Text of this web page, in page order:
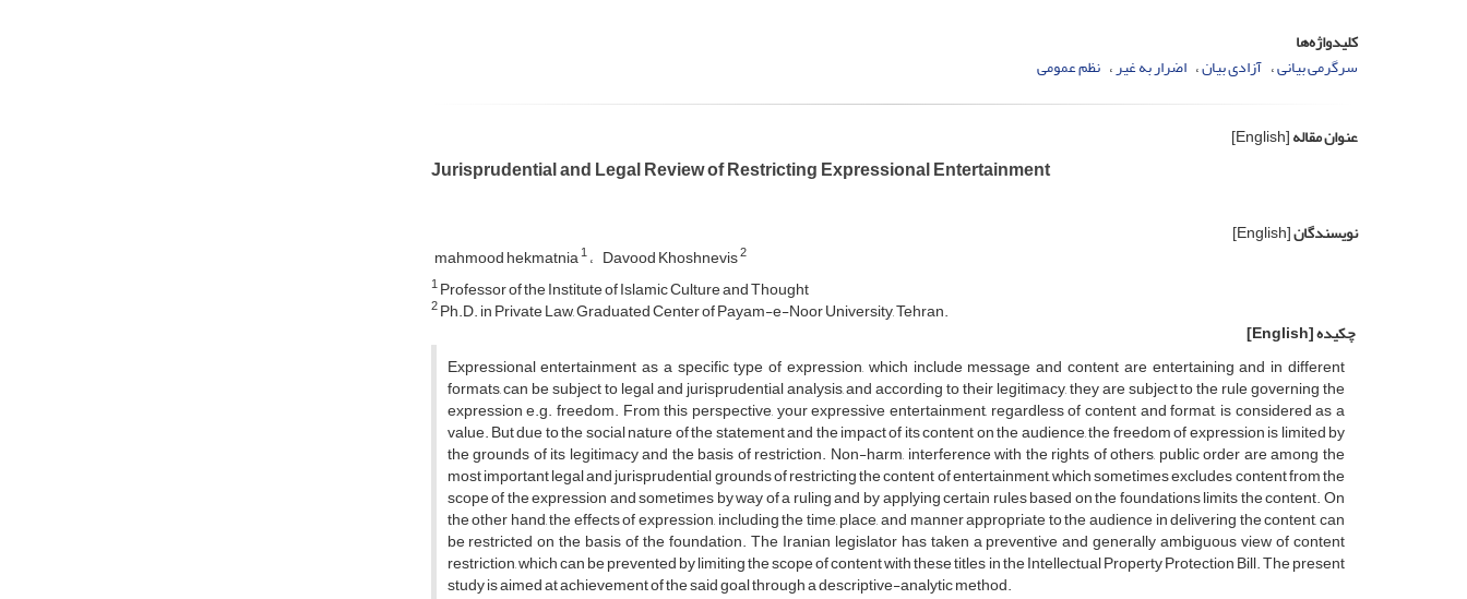
کلیدواژه‌ها
سرگرمی بیانی آزادی بیان اضرار به غیر نظم عمومی
عنوان مقاله[English]
Jurisprudential and Legal Review of Restricting Expressional Entertainment
نویسندگان[English]
mahmood hekmatnia1 Davood Khoshnevis2
1Professor of the Institute of Islamic Culture and Thought
2Ph.D. in Private Law, Graduated Center of Payam-e-Noor University, Tehran.
چکیده[English]
Expressional entertainment as a specific type of expression, which include message and content are entertaining and in different
formats, can be subject to legal and jurisprudential analysis, and according to their legitimacy, they are subject to the rule governing the
expression e.g. freedom. From this perspective, your expressive entertainment, regardless of content and format, is considered as a
value. But due to the social nature of the statement and the impact of its content on the audience, the freedom of expression is limited by
the grounds of its legitimacy and the basis of restriction. Non-harm, interference with the rights of others, public order are among the
most important legal and jurisprudential grounds of restricting the content of entertainment, which sometimes excludes content from the
scope of the expression and sometimes by way of a ruling and by applying certain rules based on the foundations limits the content. On
the other hand, the effects of expression, including the time, place, and manner appropriate to the audience in delivering the content, can
be restricted on the basis of the foundation. The Iranian legislator has taken a preventive and generally ambiguous view of content
restriction, which can be prevented by limiting the scope of content with these titles in the Intellectual Property Protection Bill. The present
study is aimed at achievement of the said goal through a descriptive-analytic method.